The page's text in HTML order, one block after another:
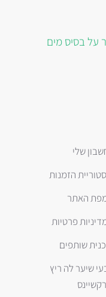
שלי
הזמנות
האתר
פרטיות
שותפים
שיער לה ריץ